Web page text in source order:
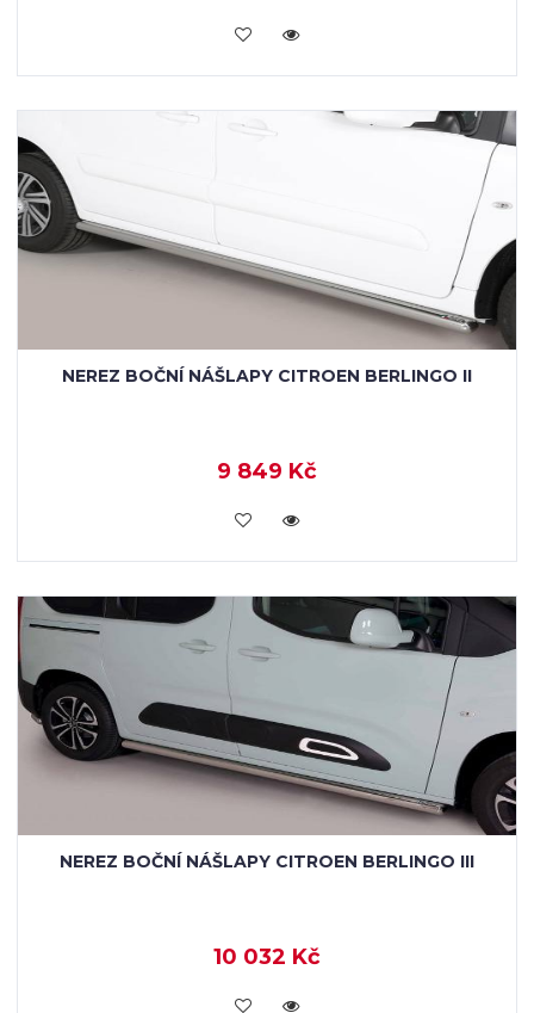
KOUPIT
NEREZ BOČNÍ NÁŠLAPY CITROEN BERLINGO II
9 849 Kč
KOUPIT
NEREZ BOČNÍ NÁŠLAPY CITROEN BERLINGO III
10 032 Kč
KOUPIT